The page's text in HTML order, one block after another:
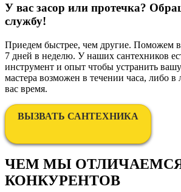
У вас засор или протечка?
службу!
Приедем быстрее, чем другие. Поможем
7 дней в неделю. У наших сантехников
инструмент и опыт чтобы устранить
мастера возможен в течении часа, либо в
вас время.
ВЫЗВАТЬ САНТЕХНИКА
ЧЕМ МЫ
КОНКУРЕНТОВ